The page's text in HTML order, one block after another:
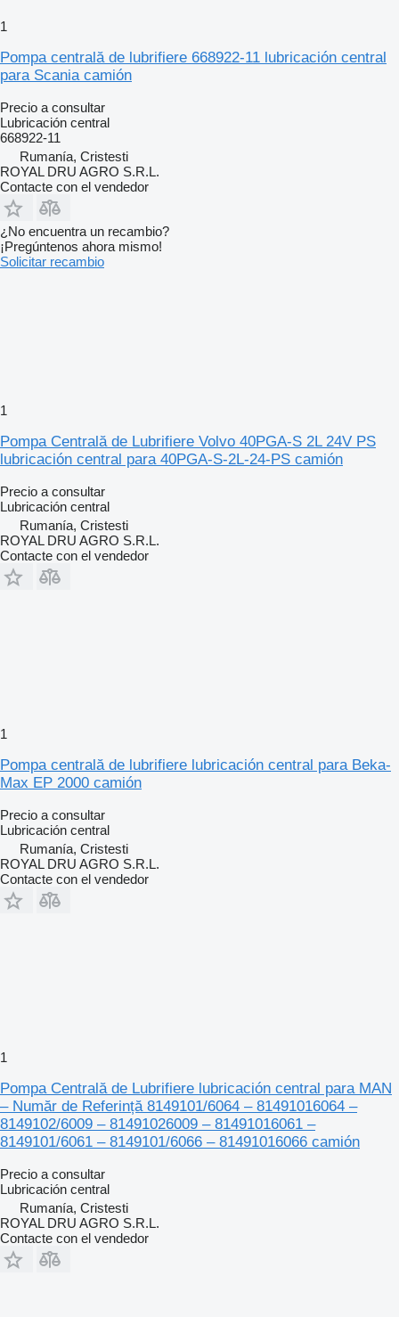
1
Pompa centrală de lubrifiere 668922-11 lubricación central
para Scania camión
Precio a consultar
Lubricación central
668922-11
Rumanía, Cristesti
ROYAL DRU AGRO S.R.L.
Contacte con el vendedor
¿No encuentra un recambio?
¡Pregúntenos ahora mismo!
Solicitar recambio
1
Pompa Centrală de Lubrifiere Volvo 40PGA-S 2L 24V PS
lubricación central para 40PGA-S-2L-24-PS camión
Precio a consultar
Lubricación central
Rumanía, Cristesti
ROYAL DRU AGRO S.R.L.
Contacte con el vendedor
1
Pompa centrală de lubrifiere lubricación central para Beka-
Max EP 2000 camión
Precio a consultar
Lubricación central
Rumanía, Cristesti
ROYAL DRU AGRO S.R.L.
Contacte con el vendedor
1
Pompa Centrală de Lubrifiere lubricación central para MAN
– Număr de Referință 8149101/6064 – 81491016064 –
8149102/6009 – 81491026009 – 81491016061 –
8149101/6061 – 8149101/6066 – 81491016066 camión
Precio a consultar
Lubricación central
Rumanía, Cristesti
ROYAL DRU AGRO S.R.L.
Contacte con el vendedor